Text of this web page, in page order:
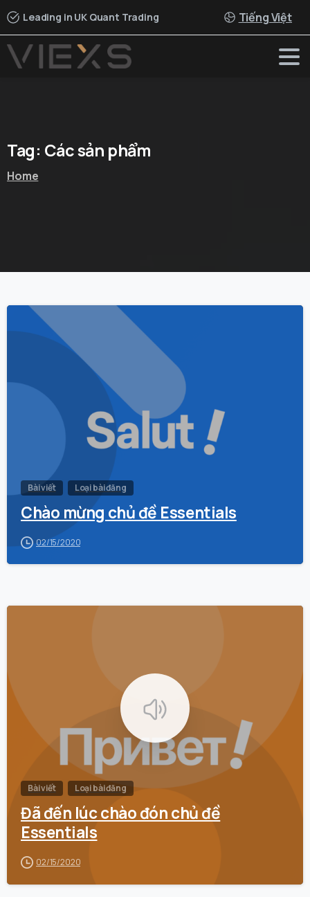
Leading in UK Quant Trading Tiếng Việt
Tag: Cácsản phẩm
Home
Bài viết Loại bài đăng
Chào mừng chủ đề Essentials
02/15/2020
Bài viết Loại bài đăng
Đã đến lúc chào đón chủ đề
Essentials
02/15/2020